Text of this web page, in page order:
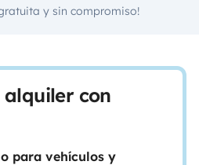
y sin compromiso!
con
para vehículos y